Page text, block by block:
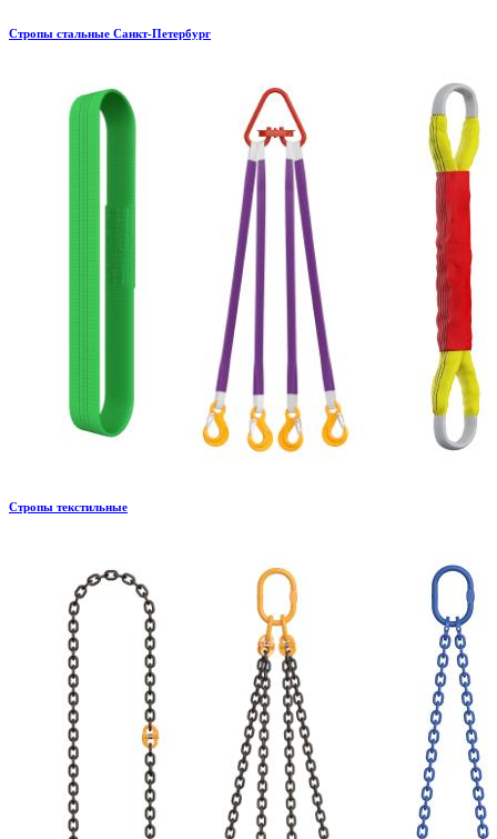
Стропы стальные Санкт-Петербург
Стропы текстильные